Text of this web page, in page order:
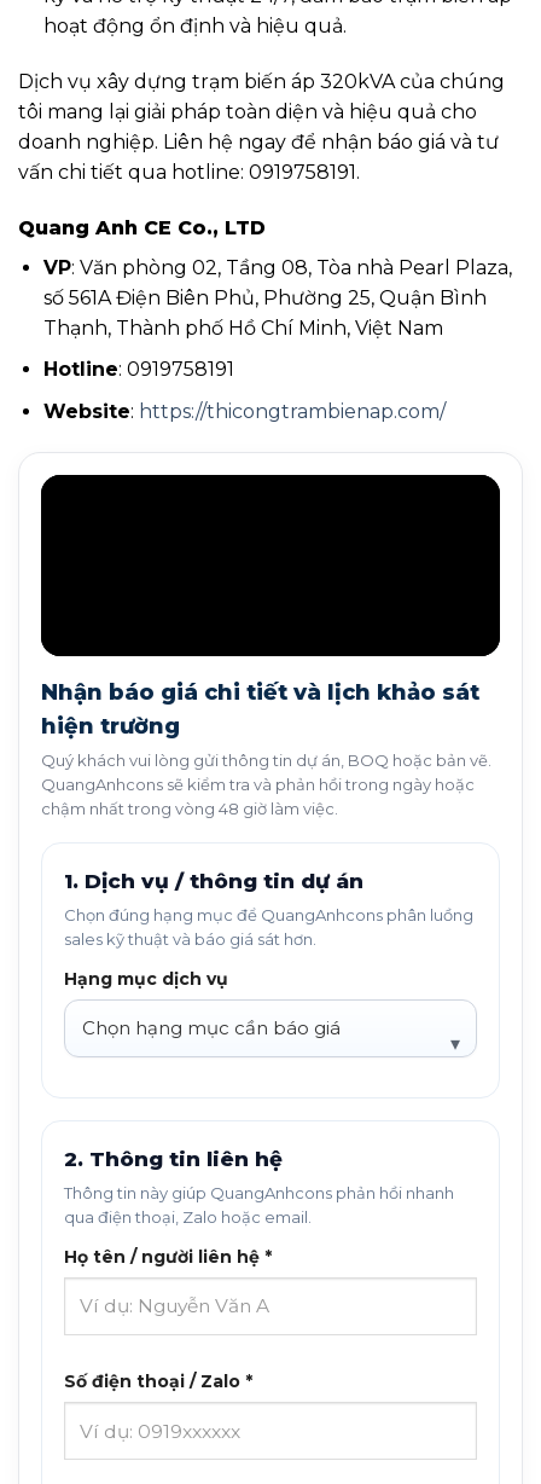
hoạt động ổn định và hiệu quả.
Dịch vụ xây dựng trạm biến áp 320kVA của chúng
tôi mang lại giải pháp toàn diện và hiệu quả cho
doanh nghiệp. Liên hệ ngay để nhận báo giá và tư
vấn chi tiết qua hotline: 0919758191.
Quang Anh CE Co., LTD
VP: Văn phòng 02, Tầng 08, Tòa nhà Pearl Plaza,
số 561A Điện Biên Phủ, Phường 25, Quận Bình
Thạnh, Thành phố Hồ Chí Minh, Việt Nam
Hotline: 0919758191
Website: https://thicongtrambienap.com/
Nhận báo giá chi tiết và lịch khảo sát
hiện trường
Quý khách vui lòng gửi thông tin dự án, BOQ hoặc bản vẽ.
QuangAnhcons sẽ kiểm tra và phản hồi trong ngày hoặc
chậm nhất trong vòng 48 giờ làm việc.
1. Dịch vụ / thông tin dự án
Chọn đúng hạng mục để QuangAnhcons phân luồng
sales kỹ thuật và báo giá sát hơn.
Hạng mục dịch vụ
2. Thông tin liên hệ
Thông tin này giúp QuangAnhcons phản hồi nhanh
qua điện thoại, Zalo hoặc email.
Họ tên / người liên hệ *
Số điện thoại / Zalo *